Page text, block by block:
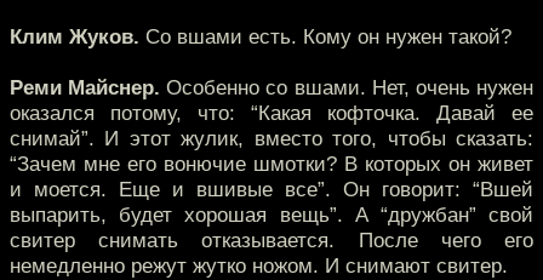
Клим Жуков. Со вшами есть. Кому он нужен такой?
Реми Майснер. Особенно со вшами. Нет, очень нужен
оказался потому, что: “Какая кофточка. Давай ее
снимай”. И этот жулик, вместо того, чтобы сказать:
“Зачем мне его вонючие шмотки? В которых он живет
и моется. Еще и вшивые все”. Он говорит: “Вшей
выпарить, будет хорошая вещь”. А “дружбан” свой
свитер снимать отказывается. После чего его
немедленно режут жутко ножом. И снимают свитер.